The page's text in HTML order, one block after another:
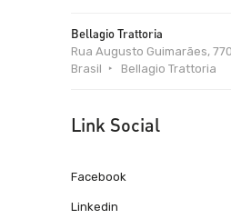
Bellagio Trattoria
Rua Augusto Guimarães,
Brasil
Bellagio Trattoria
Link Social
Facebook
Linkedin